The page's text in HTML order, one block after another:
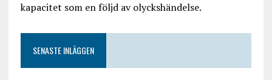
kapacitet som en följd av olyckshändelse.
SENASTE INLÄGGEN